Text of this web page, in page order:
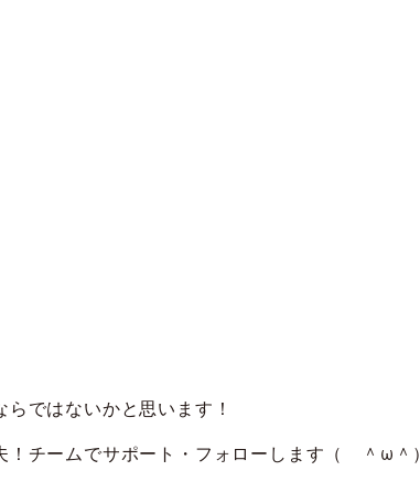
ではないかと思います！
チームでサポート・フォローします（ ＾ω＾）